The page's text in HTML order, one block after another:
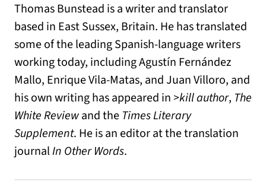
Thomas Bunstead is a writer and translator
based in East Sussex, Britain. He has translated
some of the leading Spanish-language writers
working today, including Agustín Fernández
Mallo, Enrique Vila-Matas, and Juan Villoro, and
his own writing has appeared in >kill author, The
White Reviewand the Times Literary
Supplement. He is an editor at the translation
journalIn Other Words.